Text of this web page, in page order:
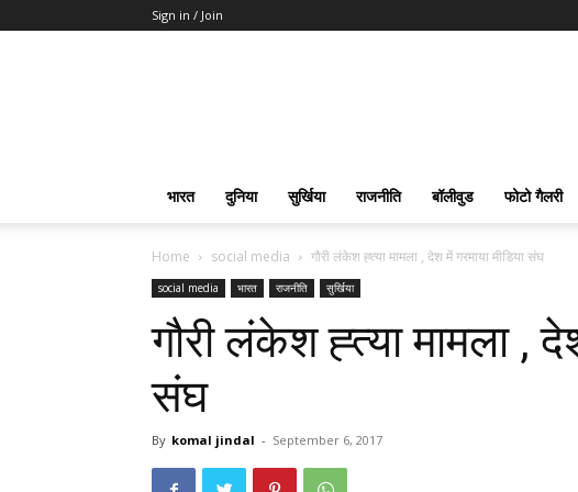
Sign in / Join
भारत दुनिया सुर्खिया राजनीति बॉलीवुड फोटो गैलरी
Home social media गौरी लंकेश ह्त्या मामला , देश में गरमाया मीडिया संघ
social media भारत राजनीति सुर्खिया
गौरी लंकेश ह्त्या मामला ,
संघ
By komal jindal - September 6, 2017